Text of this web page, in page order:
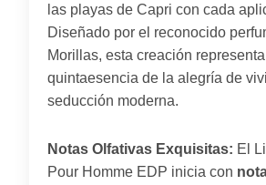
las playas de Capri con cada
Diseñado por el reconocido
Morillas, esta creación
quintaesencia de la alegría de
seducción moderna.
Notas Olfativas Exquisitas: El
Pour Homme EDP inicia con